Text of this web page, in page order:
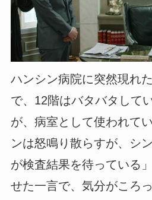
ハンシン病院に突然現れ
で、12階はバタバタして
が、病室として使われて
ンは怒鳴り散らすが、シ
が検査結果を待っている
せた一言で、気分がころ